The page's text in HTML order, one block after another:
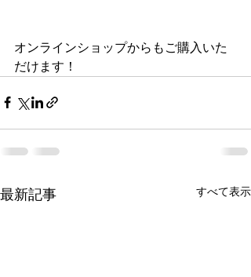
オンラインショップからもご購入いた
だけます！
最新記事 すべて表示